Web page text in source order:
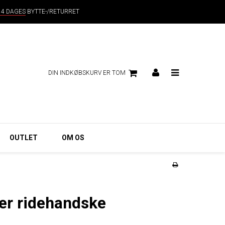
DAGESBYTTE-/RETURRET
DIN INDKØBSKURV ER TOM
OUTLET OM OS
ridehandske